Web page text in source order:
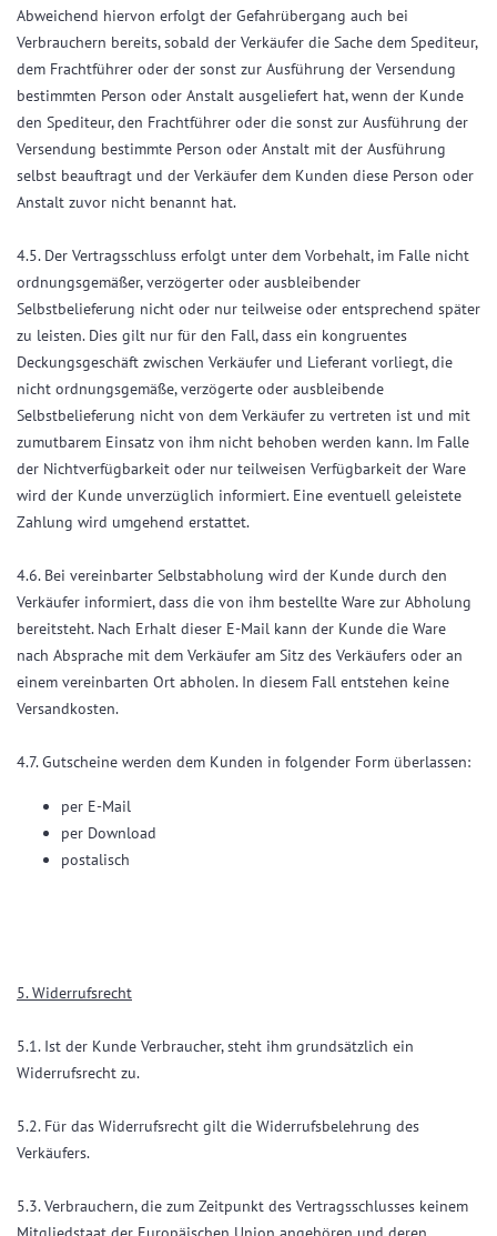
Abweichend hiervon erfolgt der Gefahrübergang auch bei
Verbrauchern bereits, sobald der Verkäufer die Sache dem Spediteur,
dem Frachtführer oder der sonst zur Ausführung der Versendung
bestimmten Person oder Anstalt ausgeliefert hat, wenn der Kunde
den Spediteur, den Frachtführer oder die sonst zur Ausführung der
Versendung bestimmte Person oder Anstalt mit der Ausführung
selbst beauftragt und der Verkäufer dem Kunden diese Person oder
Anstalt zuvor nicht benannt hat.
4.5. Der Vertragsschluss erfolgt unter dem Vorbehalt, im Falle nicht
ordnungsgemäßer, verzögerter oder ausbleibender
Selbstbelieferung nicht oder nur teilweise oder entsprechend später
zu leisten. Dies gilt nur für den Fall, dass ein kongruentes
Deckungsgeschäft zwischen Verkäufer und Lieferant vorliegt, die
nicht ordnungsgemäße, verzögerte oder ausbleibende
Selbstbelieferung nicht von dem Verkäufer zu vertreten ist und mit
zumutbarem Einsatz von ihm nicht behoben werden kann. Im Falle
der Nichtverfügbarkeit oder nur teilweisen Verfügbarkeit der Ware
wird der Kunde unverzüglich informiert. Eine eventuell geleistete
Zahlung wird umgehend erstattet.
4.6. Bei vereinbarter Selbstabholung wird der Kunde durch den
Verkäufer informiert, dass die von ihm bestellte Ware zur Abholung
bereitsteht. Nach Erhalt dieser E-Mail kann der Kunde die Ware
nach Absprache mit dem Verkäufer am Sitz des Verkäufers oder an
einem vereinbarten Ort abholen. In diesem Fall entstehen keine
Versandkosten.
4.7. Gutscheine werden dem Kunden in folgender Form überlassen:
per E-Mail
per Download
postalisch
5. Widerrufsrecht
5.1. Ist der Kunde Verbraucher, steht ihm grundsätzlich ein
Widerrufsrecht zu.
5.2. Für das Widerrufsrecht gilt die Widerrufsbelehrung des
Verkäufers.
5.3. Verbrauchern, die zum Zeitpunkt des Vertragsschlusses keinem